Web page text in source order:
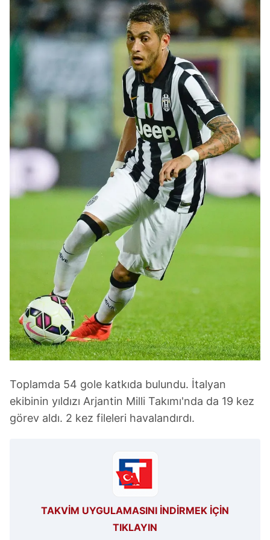
Çerezlere ilişkin tercihlerinizi aşağıda yer alan panel
vasıtasıyla belirleyebilirsiniz. Çerezlere ilişkin detaylı bilgi
için Ayarlar butonuna tıklayabilir,Çerez Bilgilendirme
ziyaret edebilirsiniz.
6698 sayılı Kişisel Verilerin Korunması Kanunu uyarınca
hazırlanmış Aydınlatma Metnimizi okumak ve sitemizde
ilgili mevzuata uygun olarak kullanılan çerezlerle ilgili bilgi
almak için lütfentıklayınız.
Toplamda 54 gole katkıda bulundu. İtalyan
ekibinin yıldızı Arjantin Milli Takımı'nda da 19 kez
görev aldı. 2 kez fileleri havalandırdı.
TAKVİM UYGULAMASINI İNDİRMEK İÇİN
TIKLAYIN